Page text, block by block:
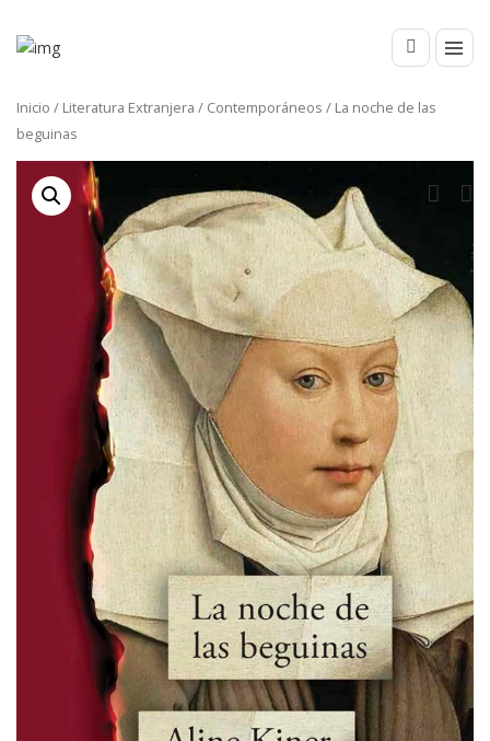
Inicio / Literatura Extranjera / Contemporáneos / La noche de las
beguinas